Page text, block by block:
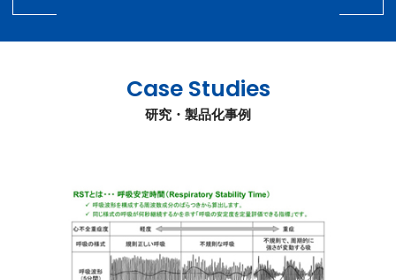
Case Studies
研究・製品化事例